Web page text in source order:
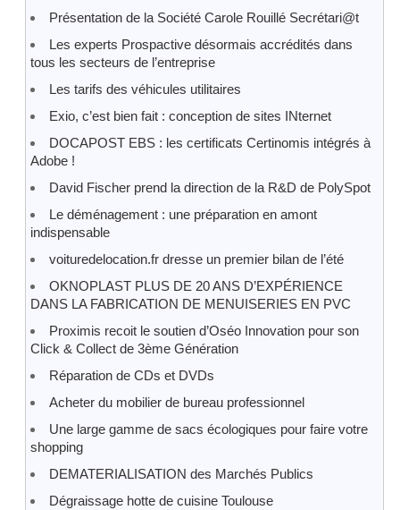
Présentation de la Société Carole Rouillé Secrétari@t
Les experts Prospactive désormais accrédités dans
tous les secteurs de l’entreprise
Les tarifs des véhicules utilitaires
Exio, c’est bien fait : conception de sites INternet
DOCAPOST EBS : les certificats Certinomis intégrés à
Adobe !
David Fischer prend la direction de la R&D de PolySpot
Le déménagement : une préparation en amont
indispensable
voituredelocation.fr dresse un premier bilan de l’été
OKNOPLAST PLUS DE 20 ANS D’EXPÉRIENCE
DANS LA FABRICATION DE MENUISERIES EN PVC
Proximis recoit le soutien d’Oséo Innovation pour son
Click & Collect de 3ème Génération
Réparation de CDs et DVDs
Acheter du mobilier de bureau professionnel
Une large gamme de sacs écologiques pour faire votre
shopping
DEMATERIALISATION des Marchés Publics
Dégraissage hotte de cuisine Toulouse